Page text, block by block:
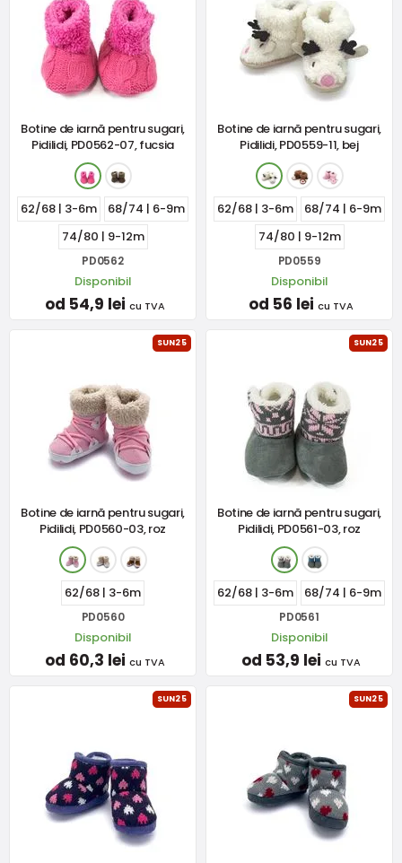
Botine de iarnă pentru sugari,
Pidilidi, PD0562-07, fucsia
62/68 | 3-6m
68/74 | 6-9m
74/80 | 9-12m
PD0562
Disponibil
od 54,9 lei cu TVA
Botine de iarnă pentru sugari,
Pidilidi, PD0559-11, bej
62/68 | 3-6m
68/74 | 6-9m
74/80 | 9-12m
PD0559
Disponibil
od 56 lei cu TVA
SUN25
Botine de iarnă pentru sugari,
Pidilidi, PD0560-03, roz
62/68 | 3-6m
PD0560
Disponibil
od 60,3 lei cu TVA
SUN25
Botine de iarnă pentru sugari,
Pidilidi, PD0561-03, roz
62/68 | 3-6m 68/74 | 6-9m
PD0561
Disponibil
od 53,9 lei cu TVA
SUN25 SUN25